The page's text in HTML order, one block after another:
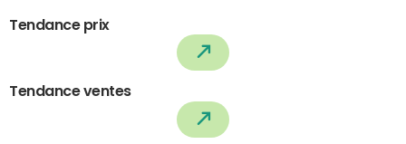
Tendance prix
Tendance ventes